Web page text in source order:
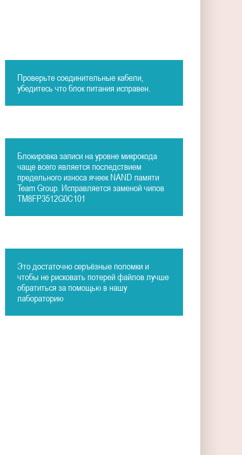
Проверьте соединительные кабели,
убедитесь что блок питания исправен.
Блокировка записи на уровне микрокода
чаще всего является последствием
предельного износа ячеек NAND памяти
Team Group. Исправляется заменой чипов
TM8FP3512G0C101
Это достаточно серъёзные поломки и
чтобы не рисковать потерей файлов лучше
обратиться за помощью в нашу
лабораторию